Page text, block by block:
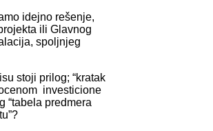
idejno rešenje,
ili Glаvnog
spoljnjeg
stoji prilog; “krаtаk
investicione
“tаbelа predmerа